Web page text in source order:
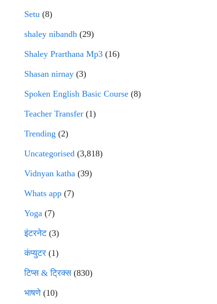
Setu (8)
shaley nibandh (29)
Shaley Prarthana Mp3 (16)
Shasan nirnay (3)
Spoken English Basic Course (8)
Teacher Transfer (1)
Trending (2)
Uncategorised (3,818)
Vidnyan katha (39)
Whats app (7)
Yoga (7)
इंटरनेट(3)
कंप्युटर (1)
टिप्स & ट्रिक्स(830)
भाषणे(10)